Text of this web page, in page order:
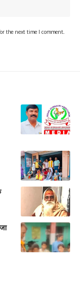
the next time I comment.